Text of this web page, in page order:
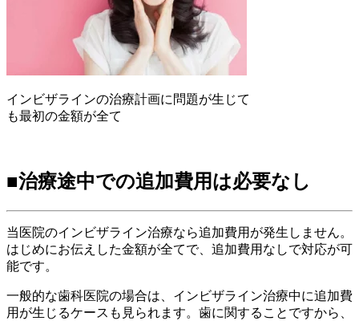
インビザラインの治療計画に問題が生じて
も最初の金額が全て
■治療途中での追加費用は必要なし
当医院のインビザライン治療なら追加費用が発生しません。
はじめにお伝えした金額が全てで、追加費用なしで対応が可
能です。
一般的な歯科医院の場合は、インビザライン治療中に追加費
用が生じるケースも見られます。歯に関することですから、